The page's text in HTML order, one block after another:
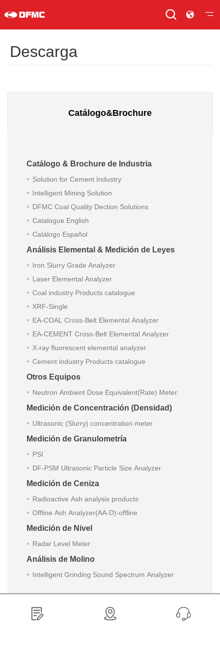
Descarga
Catálogo&Brochure
Catálogo & Brochure de Industria
Solution for Cement Industry
Intelligent Mining Solution
DFMC Coal Quality Dection Solutions
Catalogue English
Catálogo Español
Análisis Elemental & Medición de Leyes
Iron Slurry Grade Analyzer
Laser Elemental Analyzer
Coal industry Products catalogue
XRF-Single
EA-COAL Cross-Belt Elemental Analyzer
EA-CEMENT Cross-Belt Elemental Analyzer
X-ray fluorescent elemental analyzer
Cement industry Products catalogue
Otros Equipos
Neutron Ambient Dose Equivalent(Rate) Meter
Medición de Concentración (Densidad)
Ultrasonic (Slurry) concentration meter
Medición de Granulometría
PSI
DF-PSM Ultrasonic Particle Size Analyzer
Medición de Ceniza
Radioactive Ash analysis products
Offline Ash Analyzer(AA-D)-offline
Medición de Nivel
Radar Level Meter
Análisis de Molino
Intelligent Grinding Sound Spectrum Analyzer